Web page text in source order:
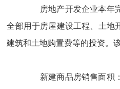
房地产开发企业本年完
全部用于房屋建设工程、土地
建筑和土地购置费等的投资。
新建商品房销售面积：